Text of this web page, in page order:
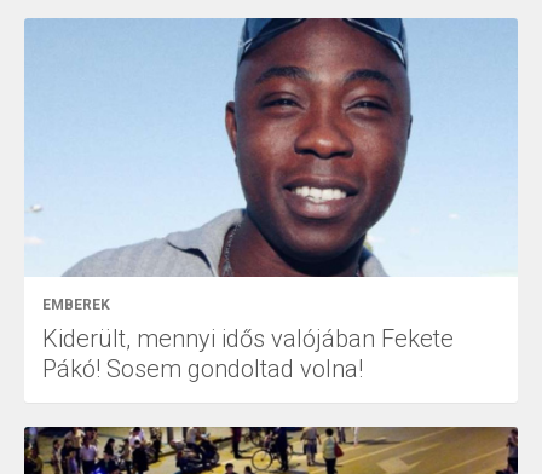
EMBEREK
Kiderült, mennyi idős valójában Fekete
Pákó! Sosem gondoltad volna!